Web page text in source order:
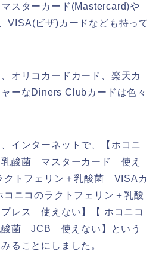
スターカード(Mastercard)や
VISA(ビザ)カードなども持って
オリコカードカード、楽天カ
ーなDiners Clubカードは色々
インターネットで、【ホコニ
乳酸菌 マスターカード 使え
クトフェリン＋乳酸菌 VISAカ
ニコのラクトフェリン＋乳酸
レス 使えない】【 ホコニコ
酸菌 JCB 使えない】という
ることにしました。